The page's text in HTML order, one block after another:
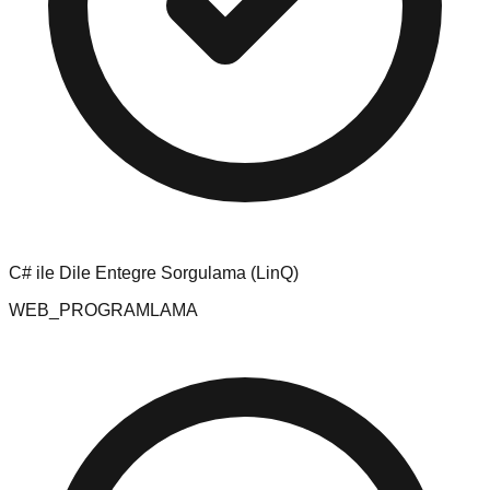
C# ile Dile Entegre Sorgulama (LinQ)
WEB_PROGRAMLAMA